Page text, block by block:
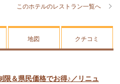
このホテルのレストラン一覧へ
地図 クチコミ
限＆県民価格でお得♪／リニュ